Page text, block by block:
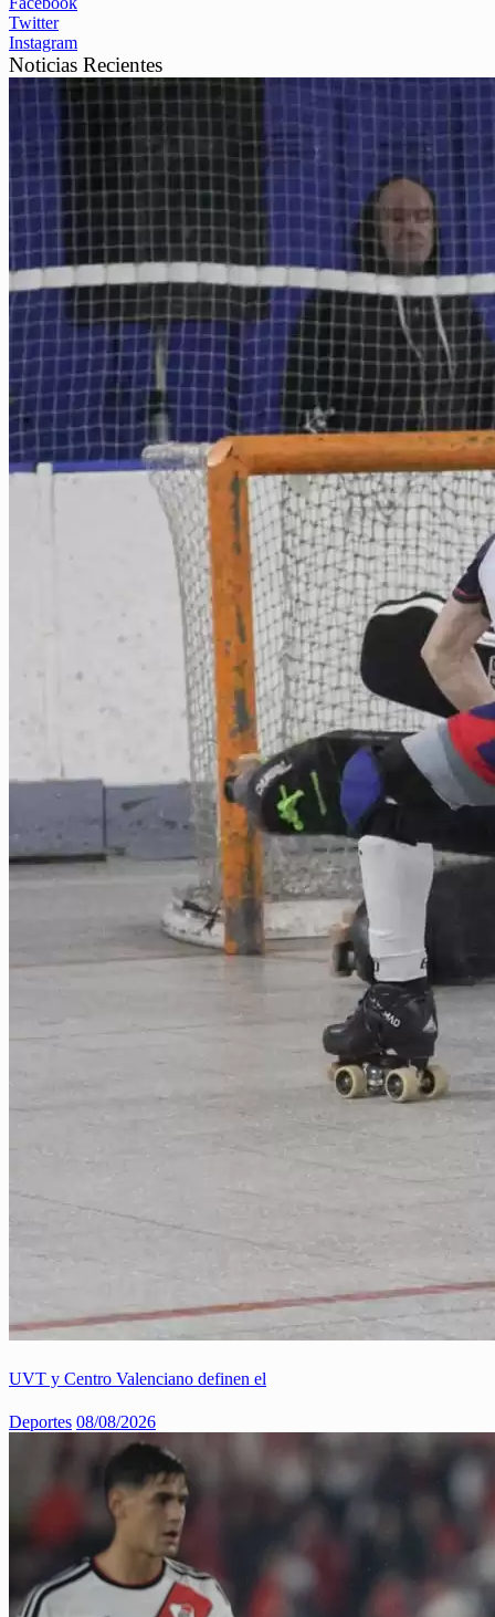
Twitter
Instagram
Noticias Recientes
UVT y Centro Valenciano definen el
Deportes 08/08/2026